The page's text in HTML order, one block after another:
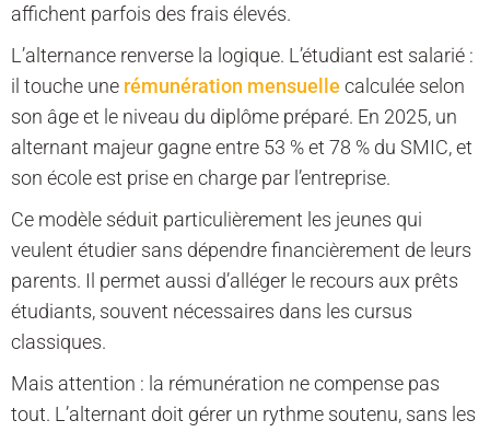
affichent parfois des frais élevés.
L’alternance renverse la logique. L’étudiant est salarié :
il touche une rémunération mensuelle calculée selon
son âge et le niveau du diplôme préparé. En 2025, un
alternant majeur gagne entre 53 % et 78 % du SMIC, et
son école est prise en charge par l’entreprise.
Ce modèle séduit particulièrement les jeunes qui
veulent étudier sans dépendre financièrement de leurs
parents. Il permet aussi d’alléger le recours aux prêts
étudiants, souvent nécessaires dans les cursus
classiques.
Mais attention : la rémunération ne compense pas
tout. L’alternant doit gérer un rythme soutenu, sans les